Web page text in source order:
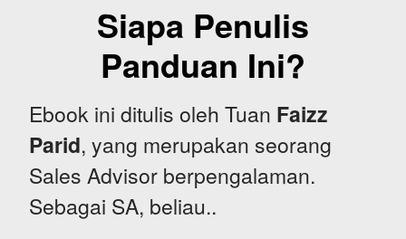
Siapa Penulis
Panduan Ini?
Ebook ini ditulis oleh Tuan Faizz
Parid, yang merupakan seorang
Sales Advisor berpengalaman.
Sebagai SA, beliau..